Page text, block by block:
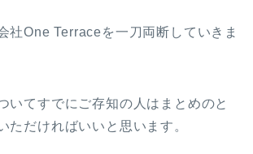
社One Terraceを一刀両断していきま
いてすでにご存知の人はまとめのと
ただければいいと思います。